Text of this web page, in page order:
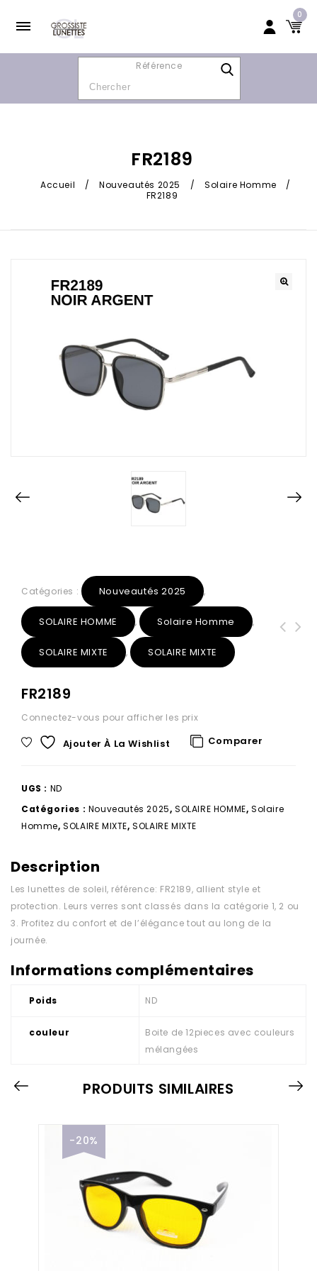
0
Référence
FR2189
Accueil / Nouveautés 2025 / Solaire Homme
/
FR2189
Catégories : Nouveautés 2025 ,
SOLAIRE HOMME , Solaire Homme ,
SOLAIRE MIXTE , SOLAIRE MIXTE
FR2189
Connectez-vous pour afficher les prix
Ajouter À La Wishlist Comparer
UGS : ND
Catégories : Nouveautés 2025,SOLAIRE HOMME,Solaire
Homme,SOLAIRE MIXTE,SOLAIRE MIXTE
Description
Les lunettes de soleil, référence: FR2189, allient style et
protection. Leurs verres sont classés dans la catégorie 1, 2 ou
3. Profitez du confort et de l’élégance tout au long de la
journée.
Informations complémentaires
Poids ND
couleur
Boite de 12pieces avec couleurs
mélangées
PRODUITS SIMILAIRES
-20%